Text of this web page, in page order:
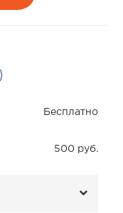
Бесплатно
500 руб.